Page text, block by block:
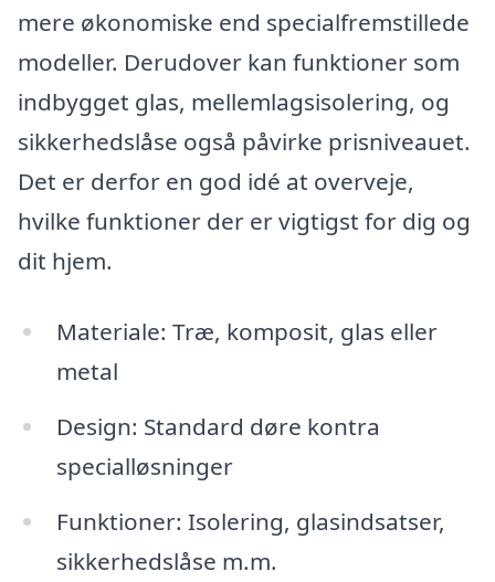
mere økonomiske end specialfremstillede
modeller. Derudover kan funktioner som
indbygget glas, mellemlagsisolering, og
sikkerhedslåse også påvirke prisniveauet.
Det er derfor en god idé at overveje,
hvilke funktioner der er vigtigst for dig og
dit hjem.
Materiale: Træ, komposit, glas eller
metal
Design: Standard døre kontra
specialløsninger
Funktioner: Isolering, glasindsatser,
sikkerhedslåse m.m.